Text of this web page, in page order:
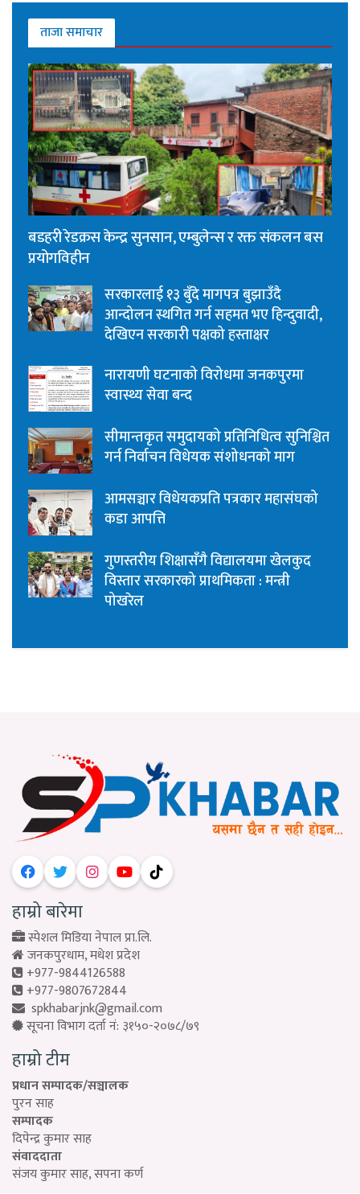
ताजा समाचार
बडहरी रेडक्रस केन्द्र सुनसान, एम्बुलेन्स र रक्त संकलन बस
प्रयोगविहीन
सरकारलाई १३ बुँदे मागपत्र बुझाउँदै
आन्दोलन स्थगित गर्न सहमत भए हिन्दुवादी,
देखिएन सरकारी पक्षको हस्ताक्षर
नारायणी घटनाको विरोधमा जनकपुरमा
स्वास्थ्य सेवा बन्द
सीमान्तकृत समुदायको प्रतिनिधित्व सुनिश्चित
गर्न निर्वाचन विधेयक संशोधनको माग
आमसञ्चार विधेयकप्रति पत्रकार महासंघको
कडा आपत्ति
गुणस्तरीय शिक्षासँगै विद्यालयमा खेलकुद
विस्तार सरकारको प्राथमिकता : मन्त्री
पोखरेल
हाम्रो बारेमा
स्पेशल मिडिया नेपाल प्रा.लि.
जनकपुरधाम, मधेश प्रदेश
+977-9844126588
+977-9807672844
spkhabarjnk@gmail.com
सूचना विभाग दर्ता नं: ३१५०-२०७८/७९
हाम्रो टीम
प्रधान सम्पादक/सञ्चालक
पुरन साह
सम्पादक
दिपेन्द्र कुमार साह
संवाददाता
संजय कुमार साह, सपना कर्ण